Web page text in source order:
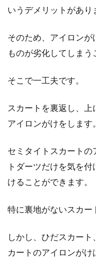
その
古
し、
大
ゃれ
いうデメリットがあり
そのため、アイロン
ものが劣化してしまう
そこで一工夫です。
スカートを裏返し、
アイロンがけをします。
セミタイトスカートの
トダーツだけを気を
けることができます。
特に裏地がないスカー
しかし、ひだスカー
カートのアイロンがけ